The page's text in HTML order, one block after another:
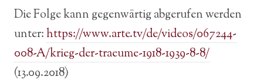
Die Folge kann gegenwärtig abgerufen werden
unter:https://www.arte.tv/de/videos/067244-
008-A/krieg-der-traeume-1918-1939-8-8/
(13.09.2018)